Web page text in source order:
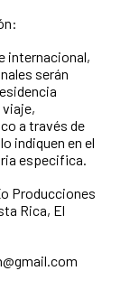
internacional,
serán
a través de
indiquen en el
especifica.
Producciones
Rica, El
l.com